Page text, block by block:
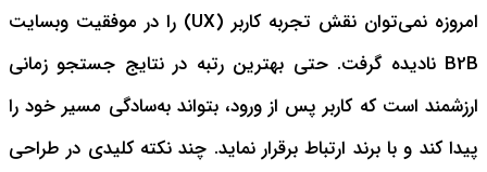
امروزه نمی‌توان نقش تجربه کاربر (UX) را در موفقیت وبسایت
B2B نادیده گرفت. حتی بهترین رتبه در نتایج جستجو زمانی
ارزشمند است که کاربر پس از ورود، بتواند به‌سادگی مسیر خود را
پیدا کند و با برند ارتباط برقرار نماید. چند نکته کلیدی در طراحی